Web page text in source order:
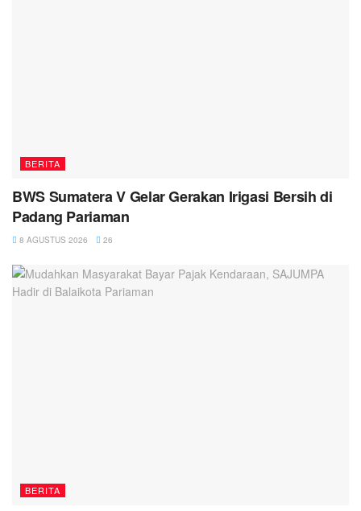
BERITA
BWS Sumatera V Gelar Gerakan Irigasi Bersih di
Padang Pariaman
8 AGUSTUS 2026 26
BERITA